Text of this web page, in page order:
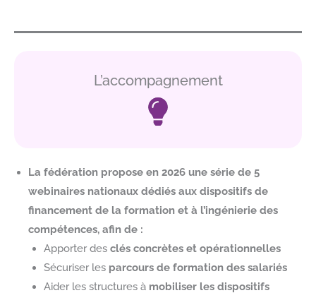
L’accompagnement
La fédération propose en 2026 une série de 5
webinaires nationaux dédiés aux dispositifs de
financement de la formation et à l’ingénierie des
compétences, afin de :
Apporter des clés concrètes et opérationnelles
Sécuriser les parcours de formation des salariés
Aider les structures à mobiliser les dispositifs